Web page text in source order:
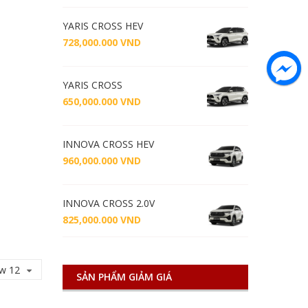
12
YARIS CROSS HEV
728,000.000 VND
YARIS CROSS
650,000.000 VND
INNOVA CROSS HEV
960,000.000 VND
INNOVA CROSS 2.0V
825,000.000 VND
SẢN PHẨM GIẢM GIÁ